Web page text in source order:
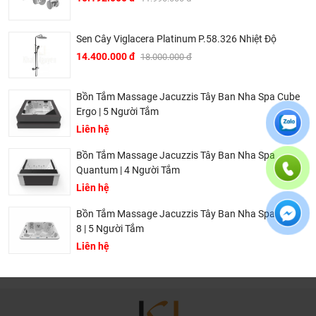
cư cao cấp như Estella Quận 2, Rivera Quận 10 Thành phố
Indochina Plaza Hà Nội.
CÔNG NGHỆ TRÊN THIẾT BỊ VỆ SINH BRAVAT
⏩ Sứ nung ở 1250 độ C: là công nghệ nung nhiệt cao độc
quyền của Bravat giúp sản phẩm có độ chịu tải cao, chỉ cần
sử dụng mặt men mỏng với tỷ lệ hấp thụ nước rất nhỏ
(dưới 0,3%) khiến cho việc vệ sinh được dễ dàng và chống
đóng cặn.
⏩ Ecotap
: Công nghệ điều chỉnh dòng xoáy độc quyền
mang lại trải nghiệm thư giãn và tiết kiệm nước.
⏩ Công nghệ tiết kiệm nước
: Sử dụng công nghệ sục khí
đặc biệt của Swiss Neoperl có tác dụng làm sạch và mềm
kiệm tới 30% lượng nước.
⏩ Công nghệ vòi xoay đa chiều
Sen Cây Viglacera Platinum P.58.326 Nhiệt Độ
14.400.000 đ 18.000.000 đ
Bồn Tắm Massage Jacuzzis Tây Ban Nha Spa Cube
Ergo | 5 Người Tắm
Liên hệ
Bồn Tắm Massage Jacuzzis Tây Ban Nha Spa
Quantum | 4 Người Tắm
Liên hệ
Bồn Tắm Massage Jacuzzis Tây Ban Nha Spa Aqua
8 | 5 Người Tắm
Liên hệ